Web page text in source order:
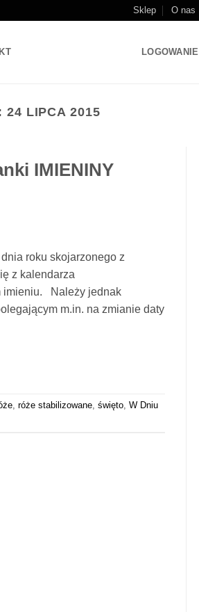
Sklep O nas
LOGOWANIE
24 LIPCA 2015
IMIENINY
roku skojarzonego z
z kalendarza
imieniu. Należy jednak
m.in. na zmianie daty
, róże stabilizowane, święto, W Dniu